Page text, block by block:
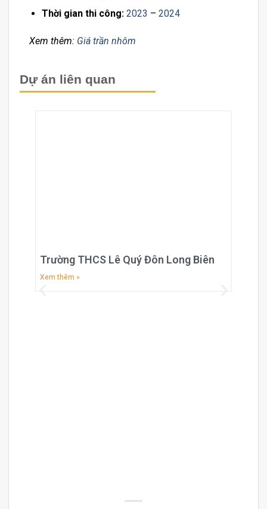
Thời gian thi công: 2023 – 2024
Xem thêm: Giá trần nhôm
Dự án liên quan
Trường THCS Lê Quý Đôn Long Biên
Xem thêm »